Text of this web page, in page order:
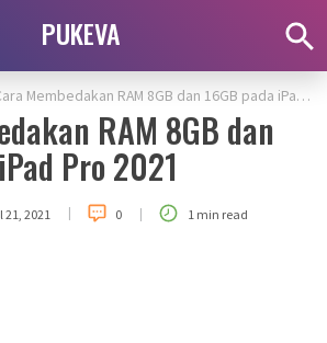
PUKEVA
Membedakan RAM 8GB dan 16GB pada iPad Pro 2021
RAM 8GB dan
Pro 2021
21, 2021 | 0 | 1 min read